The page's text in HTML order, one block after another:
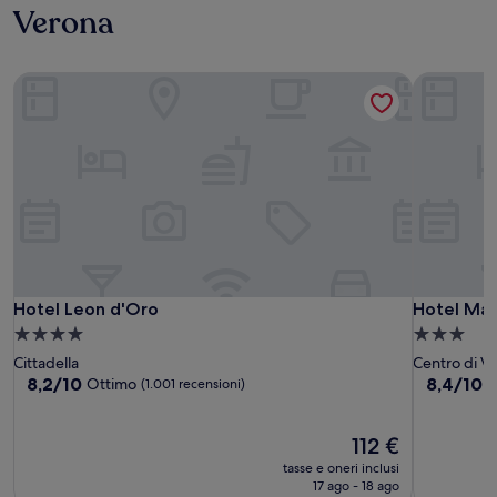
Verona
Hotel Leon d'Oro
Hotel Leon d'Oro
Struttura
a
4.0
Cittadella
8.2
8,2/10 Ottimo (1.001 recensioni)
Il
prezzo
attuale
112 €
tasse e oneri inclusi
17 ago - 18 ago
Hotel
Hotel
Struttura
a
3.0
Centro di
8.4
8,4/10